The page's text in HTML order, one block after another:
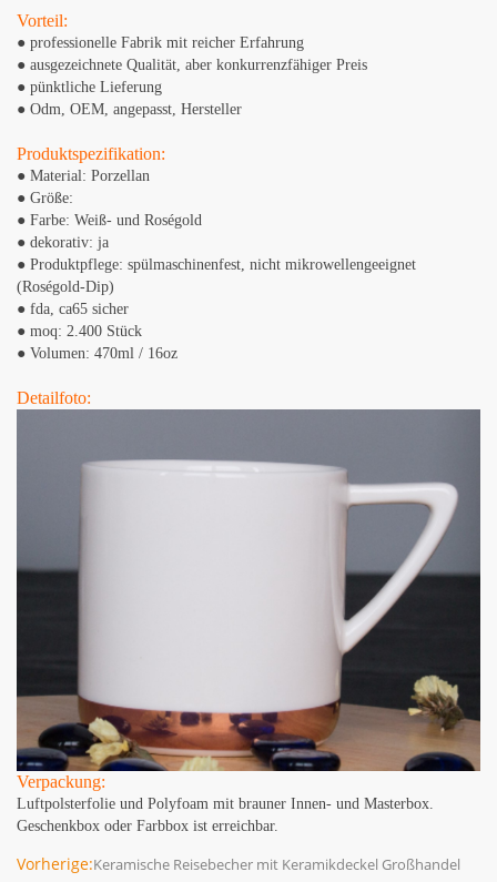
Vorteil:
● professionelle Fabrik mit reicher Erfahrung
● ausgezeichnete Qualität, aber konkurrenzfähiger Preis
● pünktliche Lieferung
● Odm, OEM, angepasst, Hersteller
Produktspezifikation:
● Material: Porzellan
● Größe:
● Farbe: Weiß- und Roségold
● dekorativ: ja
● Produktpflege: spülmaschinenfest, nicht mikrowellengeeignet
(Roségold-Dip)
● fda, ​​ca65 sicher
● moq: 2.400 Stück
● Volumen: 470ml / 16oz
Detailfoto:
Verpackung:
Luftpolsterfolie und Polyfoam mit brauner Innen- und Masterbox.
Geschenkbox oder Farbbox ist erreichbar.
Vorherige:Keramische Reisebecher mit Keramikdeckel Großhandel